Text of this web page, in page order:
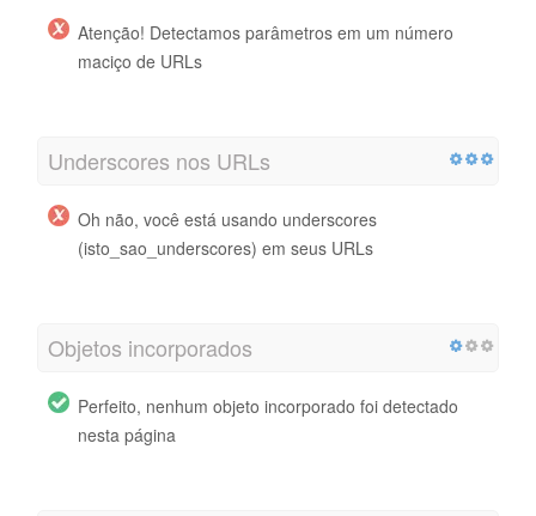
Atenção! Detectamos parâmetros em um número
maciço de URLs
Underscores nos URLs
Oh não, você está usando underscores
(isto_sao_underscores) em seus URLs
Objetos incorporados
Perfeito, nenhum objeto incorporado foi detectado
nesta página